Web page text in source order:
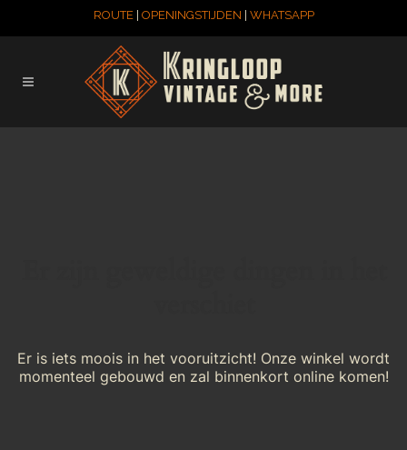
ROUTE| OPENINGSTIJDEN WHATSAPP
Er is iets moois in het vooruitzicht! Onze winkel wordt
momenteel gebouwd en zal binnenkort online komen!